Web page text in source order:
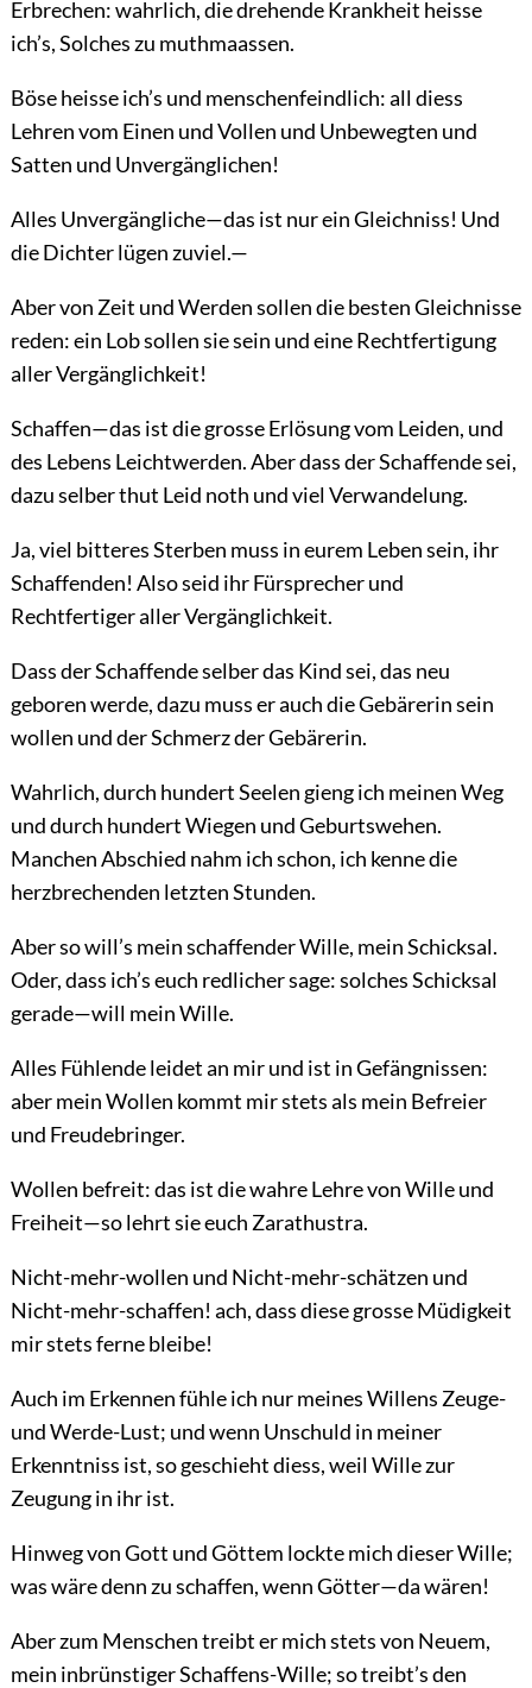
Erbrechen: wahrlich, die drehende Krankheit heisse
ich’s, Solches zu muthmaassen.
Böse heisse ich’s und menschenfeindlich: all diess
Lehren vom Einen und Vollen und Unbewegten und
Satten und Unvergänglichen!
Alles Unvergängliche—das ist nur ein Gleichniss! Und
die Dichter lügen zuviel.—
Aber von Zeit und Werden sollen die besten Gleichnisse
reden: ein Lob sollen sie sein und eine Rechtfertigung
aller Vergänglichkeit!
Schaffen—das ist die grosse Erlösung vom Leiden, und
des Lebens Leichtwerden. Aber dass der Schaffende sei,
dazu selber thut Leid noth und viel Verwandelung.
Ja, viel bitteres Sterben muss in eurem Leben sein, ihr
Schaffenden! Also seid ihr Fürsprecher und
Rechtfertiger aller Vergänglichkeit.
Dass der Schaffende selber das Kind sei, das neu
geboren werde, dazu muss er auch die Gebärerin sein
wollen und der Schmerz der Gebärerin.
Wahrlich, durch hundert Seelen gieng ich meinen Weg
und durch hundert Wiegen und Geburtswehen.
Manchen Abschied nahm ich schon, ich kenne die
herzbrechenden letzten Stunden.
Aber so will’s mein schaffender Wille, mein Schicksal.
Oder, dass ich’s euch redlicher sage: solches Schicksal
gerade—will mein Wille.
Alles Fühlende leidet an mir und ist in Gefängnissen:
aber mein Wollen kommt mir stets als mein Befreier
und Freudebringer.
Wollen befreit: das ist die wahre Lehre von Wille und
Freiheit—so lehrt sie euch Zarathustra.
Nicht-mehr-wollen und Nicht-mehr-schätzen und
Nicht-mehr-schaffen! ach, dass diese grosse Müdigkeit
mir stets ferne bleibe!
Auch im Erkennen fühle ich nur meines Willens Zeuge-
und Werde-Lust; und wenn Unschuld in meiner
Erkenntniss ist, so geschieht diess, weil Wille zur
Zeugung in ihr ist.
Hinweg von Gott und Göttem lockte mich dieser Wille;
was wäre denn zu schaffen, wenn Götter—da wären!
Aber zum Menschen treibt er mich stets von Neuem,
mein inbrünstiger Schaffens-Wille; so treibt’s den